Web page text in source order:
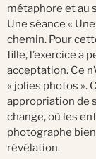
métaphore et au
Une séance «
chemin. Pour
fille, l’exercice a
acceptation. Ce
« jolies photos ».
appropriation de
change, où les
photographe
révélation.